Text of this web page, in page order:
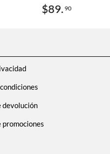
$89. 90
devolución
promociones